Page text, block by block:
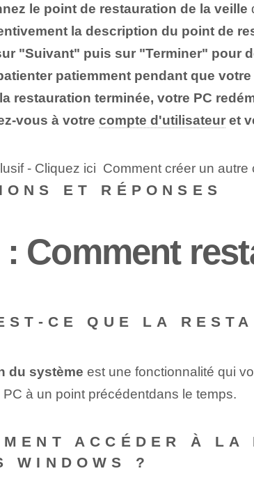
le point de restauration⁤ de la veille
la description du point de
"Suivant" puis sur "Terminer" pour
patiemment pendant que
restauration terminée, votre PC
vous à votre compte d'utilisateuret‍
- Cliquez ici Comment créer un
ET RÉPONSES
: Comment
CE QUE LA
du système est une fonctionnalité qui
PC à un ⁢point précédent⁢dans le temps.
ACCÉDER À LA
WINDOWS ?